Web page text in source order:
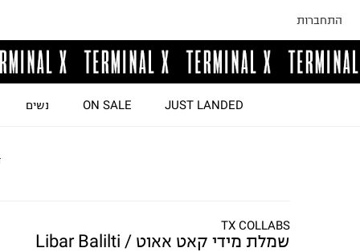
התחברות
JUST LANDED
ON SALE נשים
TX COLLABS
שמלת מידי קאט אאוט / Libar Balilti